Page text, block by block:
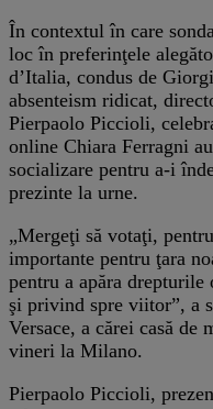
În contextul în care
loc în preferinţele
d’Italia, condus de
absenteism ridicat,
Pierpaolo Piccioli,
online Chiara Ferragni
socializare pentru a-i
prezinte la urne.
„Mergeţi să votaţi,
importante pentru ţara
pentru a apăra
şi privind spre viitor”, a
Versace, a cărei casă de
vineri la Milano.
Pierpaolo Piccioli,